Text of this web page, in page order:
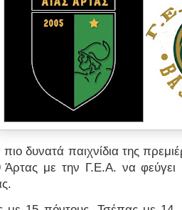
δυνατά παιχνίδια της
με την Γ.Ε.Α. να φεύγει